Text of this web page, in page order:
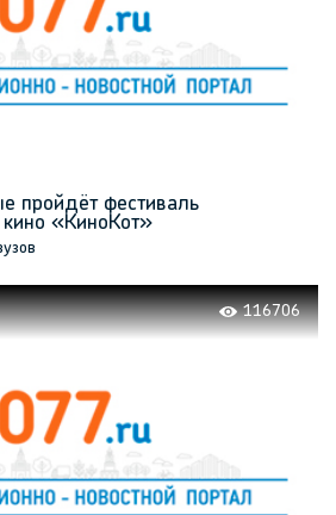
пройдёт фестиваль
кино «КиноКот»
116706